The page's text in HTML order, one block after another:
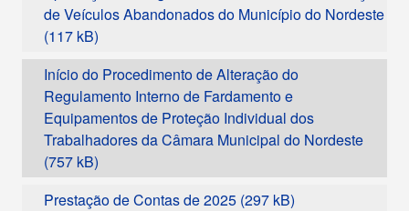
de Veículos Abandonados do Município do Nordeste
Início do Procedimento de Alteração do
Regulamento Interno de Fardamento e
Equipamentos de Proteção Individual dos
Trabalhadores da Câmara Municipal do Nordeste
Prestação de Contas de 2025